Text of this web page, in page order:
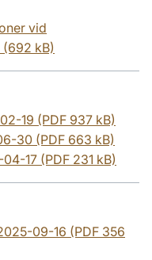
vid
kB)
19 (PDF 937 kB)
30 (PDF 663 kB)
17 (PDF 231 kB)
09-16 (PDF 356